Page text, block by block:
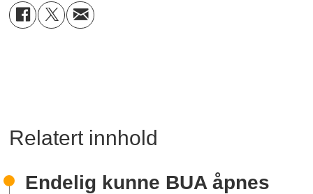
Relatert innhold
Endelig kunne BUA åpnes